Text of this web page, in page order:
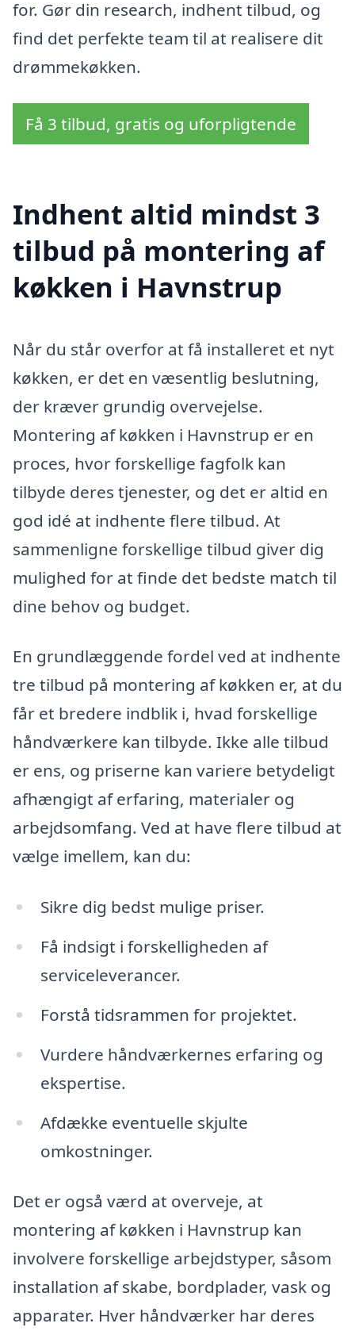
for. Gør din research, indhent tilbud, og
find det perfekte team til at realisere dit
drømmekøkken.
Få 3 tilbud, gratis og uforpligtende
Indhent altid mindst 3
tilbud på montering af
køkken i Havnstrup
Når du står overfor at få installeret et nyt
køkken, er det en væsentlig beslutning,
der kræver grundig overvejelse.
Montering af køkken i Havnstrup er en
proces, hvor forskellige fagfolk kan
tilbyde deres tjenester, og det er altid en
god idé at indhente flere tilbud. At
sammenligne forskellige tilbud giver dig
mulighed for at finde det bedste match til
dine behov og budget.
En grundlæggende fordel ved at indhente
tre tilbud på montering af køkken er, at du
får et bredere indblik i, hvad forskellige
håndværkere kan tilbyde. Ikke alle tilbud
er ens, og priserne kan variere betydeligt
afhængigt af erfaring, materialer og
arbejdsomfang. Ved at have flere tilbud at
vælge imellem, kan du:
Sikre dig bedst mulige priser.
Få indsigt i forskelligheden af
serviceleverancer.
Forstå tidsrammen for projektet.
Vurdere håndværkernes erfaring og
ekspertise.
Afdække eventuelle skjulte
omkostninger.
Det er også værd at overveje, at
montering af køkken i Havnstrup kan
involvere forskellige arbejdstyper, såsom
installation af skabe, bordplader, vask og
apparater. Hver håndværker har deres